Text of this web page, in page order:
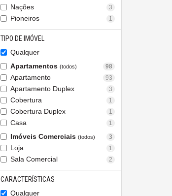
Nações 3
Pioneiros 1
TIPO DE IMÓVEL
Qualquer
Apartamentos (todos) 98
Apartamento 93
Apartamento Duplex 3
Cobertura 1
Cobertura Duplex 1
Casa 1
Imóveis Comerciais (todos) 3
Loja 1
Sala Comercial 2
CARACTERÍSTICAS
Qualquer